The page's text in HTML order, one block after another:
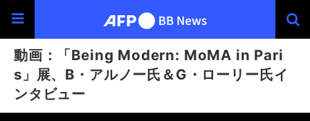
動画：「Being Modern: MoMA in Pari
s」展、B・アルノー氏＆G・ローリー氏イ
ンタビュー